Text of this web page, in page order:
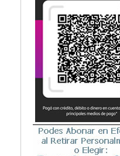
Infectología
Inmunología
Instrumentación Quirurgica
Medicina del Deporte /
Medicina Emergencias /
Medicina Forense / Legal
Medicina General
Medicina Interna
Microbiología
Nefrología
Neonatología / Pediatría